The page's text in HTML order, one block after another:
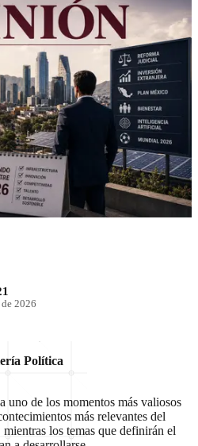
del cierre
2026
Política
uno de los momentos más valiosos
más relevantes del
los temas que definirán el